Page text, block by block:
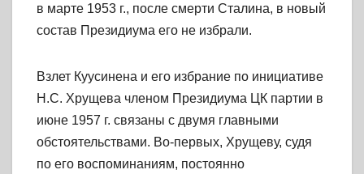
в марте 1953 г., после смерти Сталина, в новый
состав Президиума его не избрали.
Взлет Куусинена и его избрание по инициативе
Н.С. Хрущева членом Президиума ЦК партии в
июне 1957 г. связаны с двумя главными
обстоятельствами. Во-первых, Хрущеву, судя
по его воспоминаниям, постоянно